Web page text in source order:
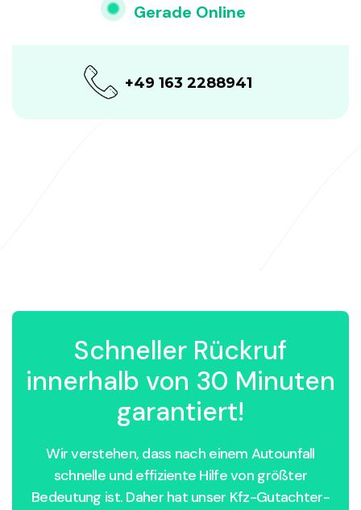
Gerade Online
+49 163 2288941
Schneller Rückruf
innerhalb von 30 Minuten
garantiert!
Wir verstehen, dass nach einem Autounfall
schnelle und effiziente Hilfe von größter
Bedeutung ist. Daher hat unser Kfz-Gutachter-